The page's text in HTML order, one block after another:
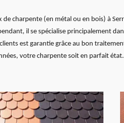
charpente (en métal ou en bois) à
il se spécialise principalement
est garantie grâce au bon
votre charpente soit en parfait état.